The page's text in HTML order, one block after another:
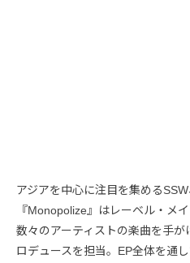
アジアを中心に注目を集める
『Monopolize』はレーベル・メ
数々のアーティストの楽曲を手
ロデュースを担当。EP全体を通